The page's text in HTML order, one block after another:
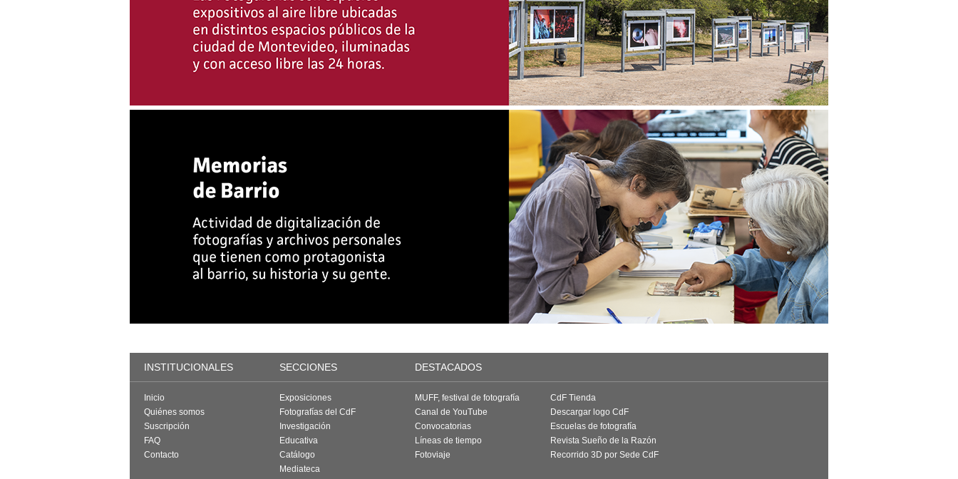
INSTITUCIONALES SECCIONES DESTACADOS
Inicio
Quiénes somos
Suscripción
FAQ
Contacto
Exposiciones
Fotografías del CdF
Investigación
Educativa
Catálogo
Mediateca
MUFF, festival de fotografía
Canal de YouTube
Convocatorias
Líneas de tiempo
Fotoviaje
CdF Tienda
Descargar logo CdF
Escuelas de fotografía
Revista Sueño de la Razón
Recorrido 3D por Sede CdF